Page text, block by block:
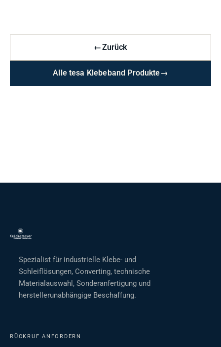
←Zurück
Alle tesa Klebeband Produkte→
Spezialist für industrielle Klebe- und
Schleiflösungen, Converting, technische
Materialauswahl, Sonderanfertigung und
herstellerunabhängige Beschaffung.
RÜCKRUF ANFORDERN